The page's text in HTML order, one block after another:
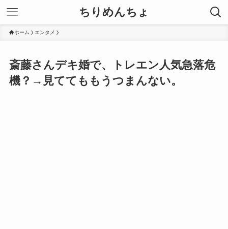
ちりめんちょ
ホーム エンタメ
斎藤さんデキ婚で、トレエン人気急落危
機？→見ててももうつまんない。